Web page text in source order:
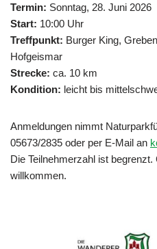
Termin: Sonntag, 28. Juni 2026
Start: 10:00 Uhr
Treffpunkt: Burger King,
Hofgeismar
Strecke: ca. 10 km
Kondition: leicht bis
Anmeldungen nimmt
05673/2835 oder per E-Mail an
Die Teilnehmerzahl ist
willkommen.